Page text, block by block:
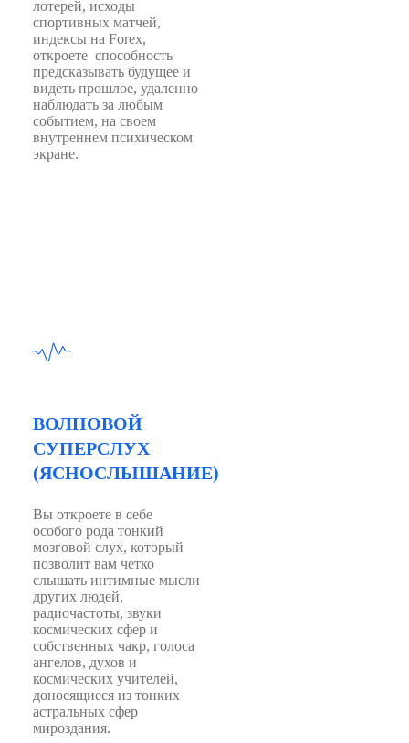
лотерей, исходы
спортивных матчей,
индексы на Forex,
откроете способность
предсказывать будущее и
видеть прошлое, удаленно
наблюдать за любым
событием, на своем
внутреннем психическом
экране.
ВОЛНОВОЙ
СУПЕРСЛУХ
(ЯСНОСЛЫШАНИЕ)
Вы откроете в себе
особого рода тонкий
мозговой слух, который
позволит вам четко
слышать интимные мысли
других людей,
радиочастоты, звуки
космических сфер и
собственных чакр, голоса
ангелов, духов и
космических учителей,
доносящиеся из тонких
астральных сфер
мироздания.